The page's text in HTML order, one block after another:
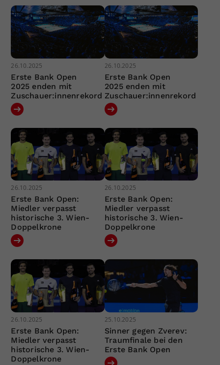
26.10.2025
Erste Bank Open
2025 enden mit
Zuschauer:innenrekord
26.10.2025
Erste Bank Open
2025 enden mit
Zuschauer:innenrekord
26.10.2025
Erste Bank Open:
Miedler verpasst
historische 3. Wien-
Doppelkrone
26.10.2025
Erste Bank Open:
Miedler verpasst
historische 3. Wien-
Doppelkrone
26.10.2025
Erste Bank Open:
Miedler verpasst
historische 3. Wien-
Doppelkrone
25.10.2025
Sinner gegen Zverev:
Traumfinale bei den
Erste Bank Open